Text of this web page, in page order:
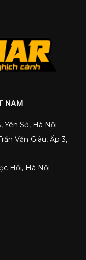
NAM
Yên Sở, Hà Nội
Văn Giàu, Ấp 3,
Hồi, Hà Nội